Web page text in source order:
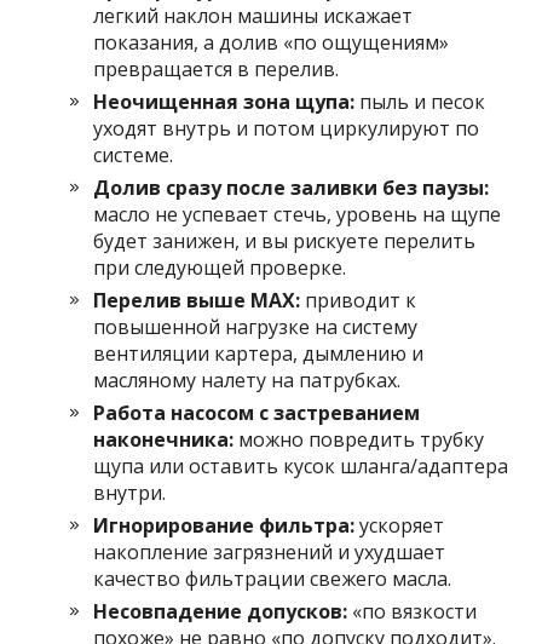
легкий наклон машины искажает
показания, а долив «по ощущениям»
превращается в перелив.
Неочищенная зона щупа: пыль и песок
уходят внутрь и потом циркулируют по
системе.
Долив сразу после заливки без паузы:
масло не успевает стечь, уровень на щупе
будет занижен, и вы рискуете перелить
при следующей проверке.
Перелив выше MAX: приводит к
повышенной нагрузке на систему
вентиляции картера, дымлению и
масляному налету на патрубках.
Работа насосом с застреванием
наконечника: можно повредить трубку
щупа или оставить кусок шланга/адаптера
внутри.
Игнорирование фильтра:ускоряет
накопление загрязнений и ухудшает
качество фильтрации свежего масла.
Несовпадение допусков: «по вязкости
похоже» не равно «по допуску подходит».